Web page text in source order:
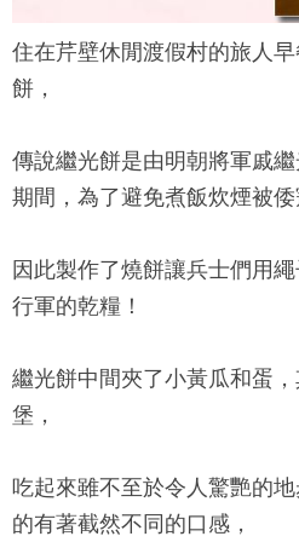
住在芹壁休閒渡假村的旅人
餅，
傳說繼光餅是由明朝將軍戚
期間，為了避免煮飯炊煙被倭
因此製作了燒餅讓兵士們用
行軍的乾糧！
繼光餅中間夾了小黃瓜和蛋
堡，
吃起來雖不至於令人驚艷的
的有著截然不同的口感，